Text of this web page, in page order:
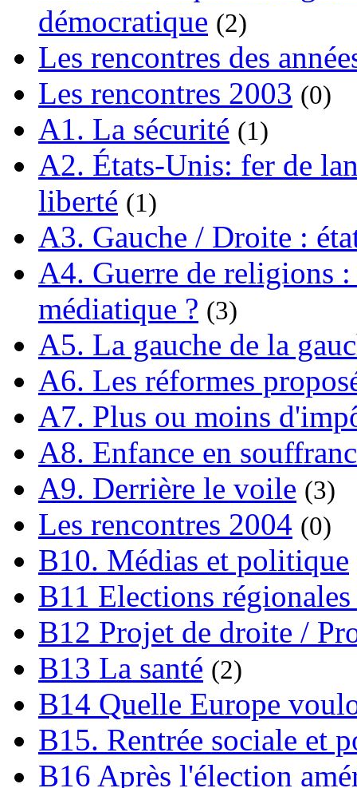
démocratique (2)
Les rencontres des
Les rencontres 2003 (0)
A1. La sécurité (1)
A2. États-Unis: fer de
liberté (1)
A3. Gauche / Droite :
A4. Guerre de religions
médiatique ? (3)
A5. La gauche de la
A6. Les réformes
A7. Plus ou moins
A8. Enfance en
A9. Derrière le voile (3)
Les rencontres 2004 (0)
B10. Médias et politique
B11 Elections régionales
B12 Projet de droite /
B13 La santé (2)
B14 Quelle Europe
B15. Rentrée sociale et
B16 Après l'élection